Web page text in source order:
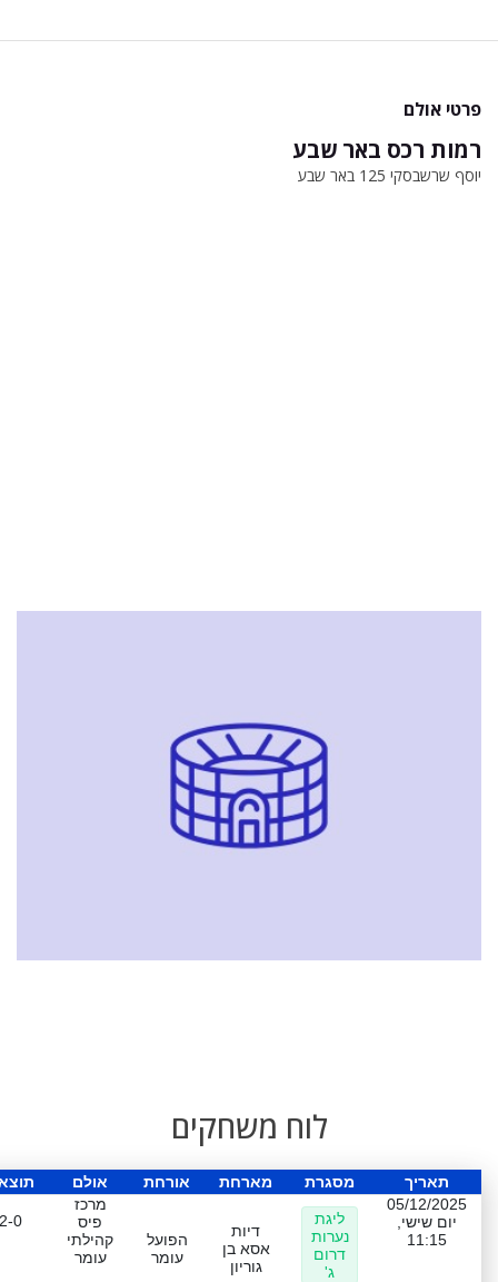
פרטי אולם
רמות רכס באר שבע
יוסף שרשבסקי 125 באר שבע
לוח משחקים
תאריך מסגרת מארחת אורחת אולם
05/12/2025
יום שישי,
11:15
ליגת
נערות
דרום
ג'
דיות
אסא בן
גוריון
הפועל
עומר
מרכז
פיס
קהילתי
עומר
2-0